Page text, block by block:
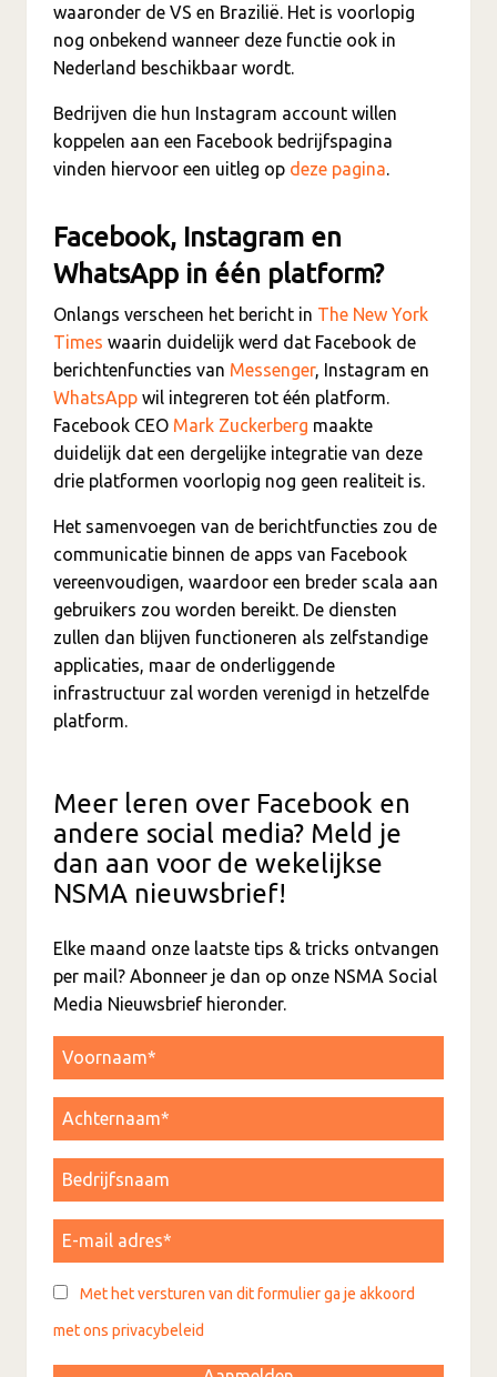
waaronder de VS en Brazilië. Het is voorlopig
nog onbekend wanneer deze functie ook in
Nederland beschikbaar wordt.
Bedrijven die hun Instagram account willen
koppelen aan een Facebook bedrijfspagina
vinden hiervoor een uitleg op deze pagina.
Facebook, Instagram en
WhatsApp in één platform?
Onlangs verscheen het bericht in The New York
Times waarin duidelijk werd dat Facebook de
berichtenfuncties van Messenger, Instagram en
WhatsApp wil integreren tot één platform.
Facebook CEO Mark Zuckerberg maakte
duidelijk dat een dergelijke integratie van deze
drie platformen voorlopig nog geen realiteit is.
Het samenvoegen van de berichtfuncties zou de
communicatie binnen de apps van Facebook
vereenvoudigen, waardoor een breder scala aan
gebruikers zou worden bereikt. De diensten
zullen dan blijven functioneren als zelfstandige
applicaties, maar de onderliggende
infrastructuur zal worden verenigd in hetzelfde
platform.
Meer leren over Facebook en
andere social media? Meld je
dan aan voor de wekelijkse
NSMA nieuwsbrief!
Elke maand onze laatste tips & tricks ontvangen
per mail? Abonneer je dan op onze NSMA Social
Media Nieuwsbrief hieronder.
Met het versturen van dit formulier ga je akkoord
met ons privacybeleid